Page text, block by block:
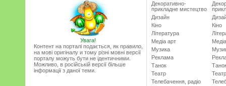
Увага!
Контент на порталі подається, як правило,
на мові оригіналу и тому різні мовні версії
порталу можуть бути не ідентичними.
Можливо, в російській версії більше
інформації з даної теми.
Декоративно-
прикладне мистецтво
Дизайн
Кіно
Література
Медіа арт
Музика
Реклама
Танок
Театр
Телебачення, радіо
Кіно
Театр